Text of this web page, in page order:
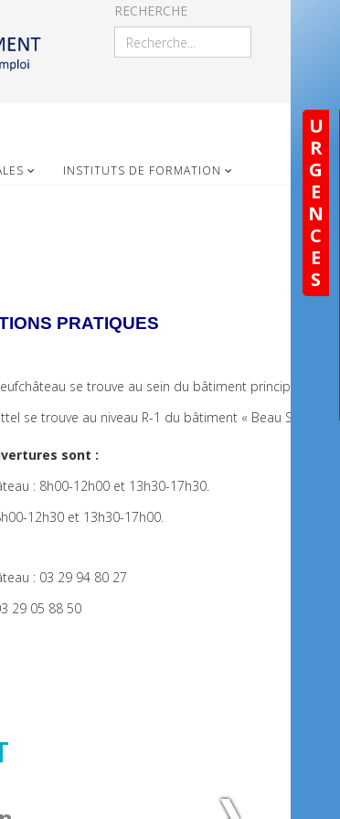
RECHERCHE
INSTITUTS DE FORMATION
PRATIQUES
se trouve au sein du bâtiment principal.
se trouve au niveau R-1 du bâtiment « Beau Site ».
sont :
: 8h00-12h00 et 13h30-17h30.
12h30 et 13h30-17h00.
: 03 29 94 80 27
29 05 88 50
U
R
G
E
N
C
E
S